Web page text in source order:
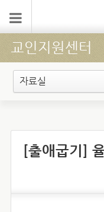
교인지원센터
자료실
[출애굽기]